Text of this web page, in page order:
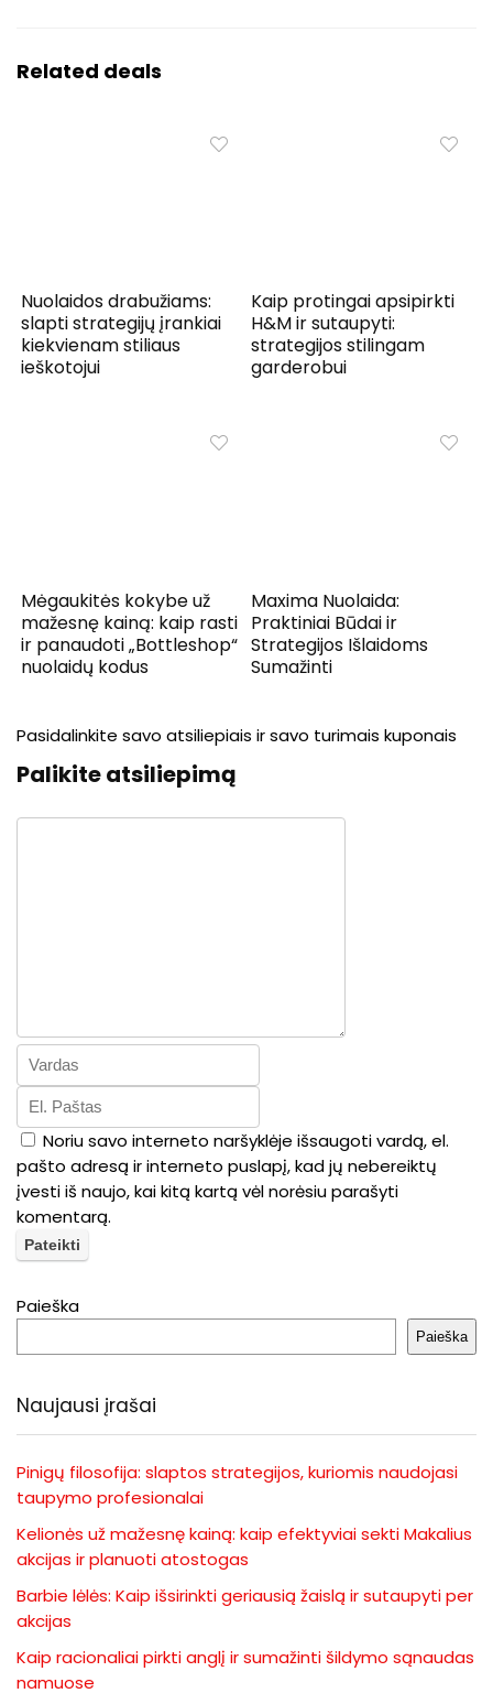
Related deals
Nuolaidos drabužiams:
slapti strategijų įrankiai
kiekvienam stiliaus
ieškotojui
Kaip protingai apsipirkti
H&M ir sutaupyti:
strategijos stilingam
garderobui
Mėgaukitės kokybe už
mažesnę kainą: kaip rasti
ir panaudoti „Bottleshop“
nuolaidų kodus
Maxima Nuolaida:
Praktiniai Būdai ir
Strategijos Išlaidoms
Sumažinti
Pasidalinkite savo atsiliepiais ir savo turimais kuponais
Palikite atsiliepimą
Noriu savo interneto naršyklėje išsaugoti vardą, el.
pašto adresą ir interneto puslapį, kad jų nebereiktų
įvesti iš naujo, kai kitą kartą vėl norėsiu parašyti
komentarą.
Paieška
Paieška
Naujausi įrašai
Pinigų filosofija: slaptos strategijos, kuriomis naudojasi
taupymo profesionalai
Kelionės už mažesnę kainą: kaip efektyviai sekti Makalius
akcijas ir planuoti atostogas
Barbie lėlės: Kaip išsirinkti geriausią žaislą ir sutaupyti per
akcijas
Kaip racionaliai pirkti anglį ir sumažinti šildymo sąnaudas
namuose